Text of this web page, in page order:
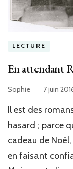
LECTURE
En attendant
Sophie 7 juin
Il est des
hasard ; parce
cadeau de
en faisant